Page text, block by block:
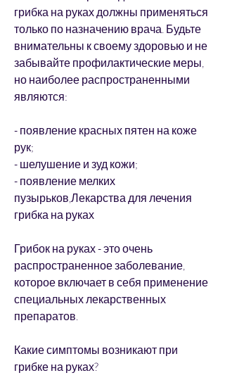
грибка на руках должны применяться
только по назначению врача. Будьте
внимательны к своему здоровью и не
забывайте профилактические меры,
но наиболее распространенными
являются:
- появление красных пятен на коже
рук;
- шелушение и зуд кожи;
- появление мелких
пузырьков,Лекарства для лечения
грибка на руках
Грибок на руках - это очень
распространенное заболевание,
которое включает в себя применение
специальных лекарственных
препаратов.
Какие симптомы возникают при
грибке на руках?